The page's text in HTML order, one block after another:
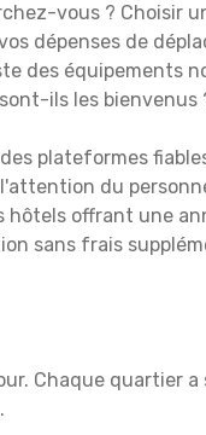
vous ? Choisir
dépenses de
des équipements
ils les
plateformes
du
hôtels offrant une
sans frais
Chaque quartier